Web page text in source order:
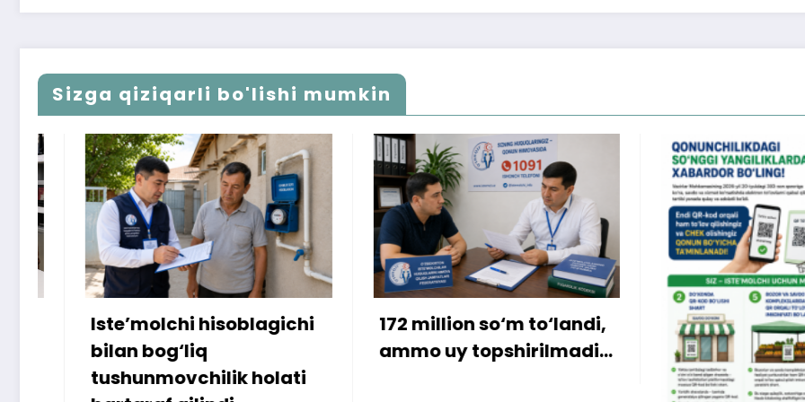
Sizga qiziqarli bo'lishi mumkin
Iste’molchi hisoblagichi
bilan bog‘liq
tushunmovchilik holati
172 million so‘m to‘landi,
ammo uy topshirilmadi…